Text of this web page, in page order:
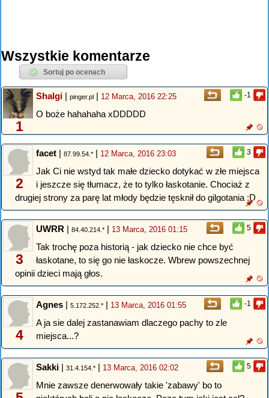
Wszystkie komentarze
-1
1
Shalgi | pinger.pl | 12 Marca, 2016 22:25
O boże hahahaha xDDDDD
3
2
facet | 87.99.54.* | 12 Marca, 2016 23:03
Jak Ci nie wstyd tak małe dziecko dotykać w złe miejsca
i jeszcze się tłumacz, że to tylko łaskotanie. Chociaż z
drugiej strony za parę lat młody będzie tęsknił do gilgotania :D
5
3
UWRR | 84.40.214.* | 13 Marca, 2016 01:15
Tak trochę poza historią - jak dziecko nie chce być
łaskotane, to się go nie łaskocze. Wbrew powszechnej
opinii dzieci mają głos.
-1
4
Agnes | 5.172.252.* | 13 Marca, 2016 01:55
A ja sie dalej zastanawiam dlaczego pachy to zle
miejsca...?
5
Sakki | 31.4.154.* | 13 Marca, 2016 02:02
Mnie zawsze denerwowały takie 'zabawy' bo to